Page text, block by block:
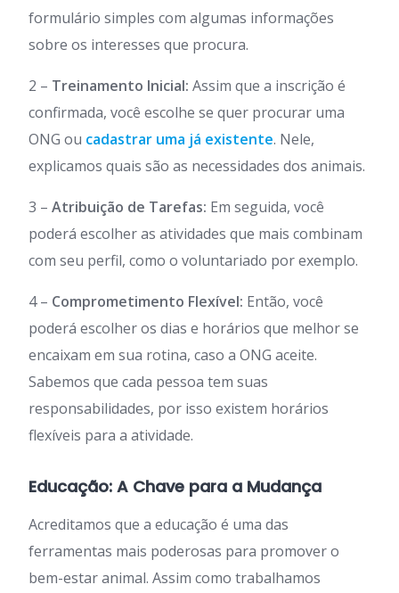
formulário simples com algumas informações
sobre os interesses que procura.
2 – Treinamento Inicial: Assim que a inscrição é
confirmada, você escolhe se quer procurar uma
ONG ou cadastrar uma já existente. Nele,
explicamos quais são as necessidades dos animais.
3 – Atribuição de Tarefas: Em seguida, você
poderá escolher as atividades que mais combinam
com seu perfil, como o voluntariado por exemplo.
4 – Comprometimento Flexível: Então, você
poderá escolher os dias e horários que melhor se
encaixam em sua rotina, caso a ONG aceite.
Sabemos que cada pessoa tem suas
responsabilidades, por isso existem horários
flexíveis para a atividade.
Educação: A Chave para a Mudança
Acreditamos que a educação é uma das
ferramentas mais poderosas para promover o
bem-estar animal. Assim como trabalhamos